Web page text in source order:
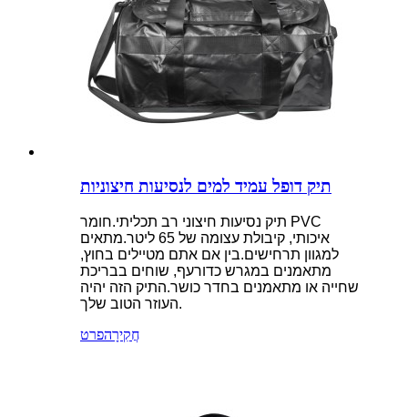
תיק דופל עמיד למים לנסיעות חיצוניות
תיק נסיעות חיצוני רב תכליתי.חומר PVC
איכותי, קיבולת עצומה של 65 ליטר.מתאים
למגוון תרחישים.בין אם אתם מטיילים בחוץ,
מתאמנים במגרש כדורעף, שוחים בבריכת
שחייה או מתאמנים בחדר כושר.התיק הזה יהיה
העוזר הטוב שלך.
חֲקִירָהפרט